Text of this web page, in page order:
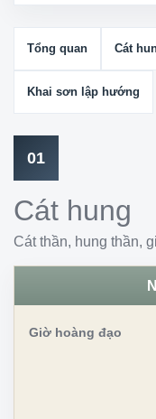
Tổng quan Cát
Khai sơn lập hướng
01
Cát hung
Cát thần, hung thần,
Giờ hoàng đạo